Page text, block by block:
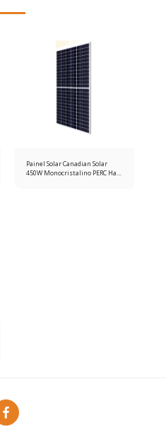
Painel Solar Canadian Solar
450W Monocristalino PERC Half-